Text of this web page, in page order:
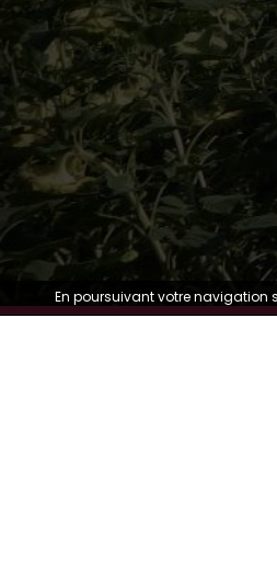
En poursuivant votre navigation